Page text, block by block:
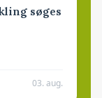
søges
03. aug.